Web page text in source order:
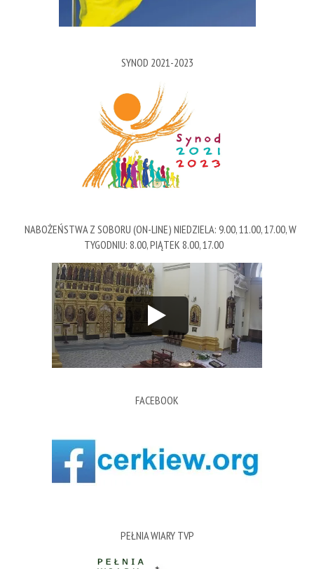
SYNOD 2021-2023
NABOŻEŃSTWA Z SOBORU (ON-LINE) NIEDZIELA: 9.00, 11.00, 17.00, W
TYGODNIU: 8.00, PIĄTEK 8.00, 17.00
FACEBOOK
PEŁNIA WIARY TVP